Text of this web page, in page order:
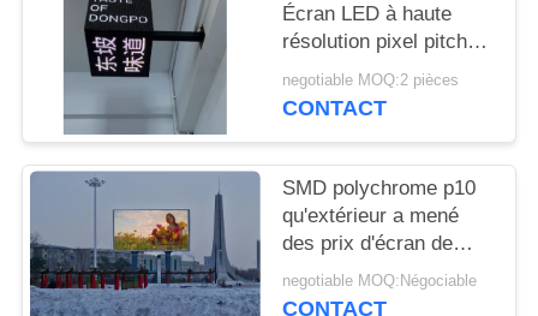
PRIVACY
POLICY
Écran LED à haute
résolution pixel pitch
2,5 mm pour les lieux
de divertissement
negotiable MOQ:2 pièces
CONTACT
SMD polychrome p10
qu'extérieur a mené
des prix d'écran de
visualisation a mené le
visuel à grand écran
negotiable MOQ:Négociable
CONTACT